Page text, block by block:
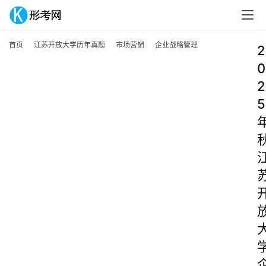
首页 江苏开放大学历年真题 市场营销 企业战略管理
2
0
2
5